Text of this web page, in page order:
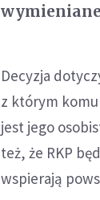
Decyzja
z którym
jest jego
też, że RKP
wspierają